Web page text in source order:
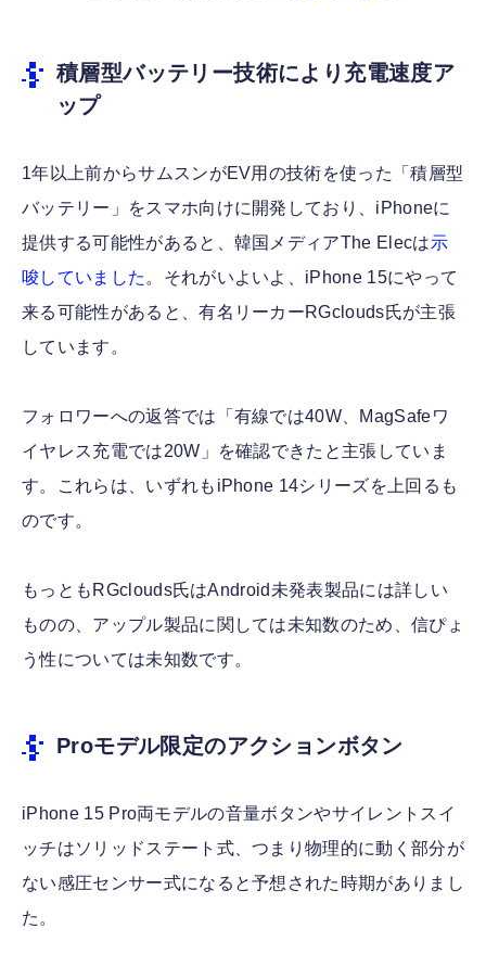
積層型バッテリー技術により充電速度ア
ップ
1年以上前からサムスンがEV用の技術を使った「積層型
バッテリー」をスマホ向けに開発しており、iPhoneに
提供する可能性があると、韓国メディアThe Elecは示
唆していました 。それがいよいよ、iPhone 15にやって
来る可能性があると、有名リーカーRGclouds氏が主張
しています。
フォロワーへの返答では「有線では40W、MagSafeワ
イヤレス充電では20W」を確認できたと主張していま
す。これらは、いずれもiPhone 14シリーズを上回るも
のです。
もっともRGclouds氏はAndroid未発表製品には詳しい
ものの、アップル製品に関しては未知数のため、信ぴょ
う性については未知数です。
Proモデル限定のアクションボタン
iPhone 15 Pro両モデルの音量ボタンやサイレントスイ
ッチはソリッドステート式、つまり物理的に動く部分が
ない感圧センサー式になると予想された時期がありまし
た。